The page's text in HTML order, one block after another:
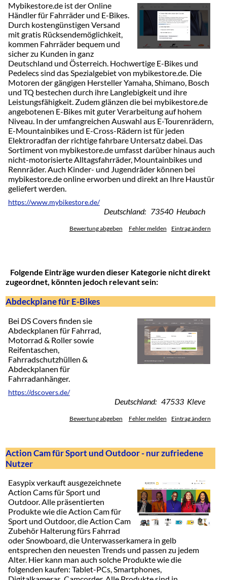
Mybikestore.de ist der Online
Händler für Fahrräder und E-Bikes.
Durch kostengünstigen Versand
mit gratis Rücksendemöglichkeit,
kommen Fahrräder bequem und
sicher zu Kunden in ganz
Deutschland und Österreich. Hochwertige E-Bikes und
Pedelecs sind das Spezialgebiet von mybikestore.de. Die
Motoren der gängigen Hersteller Yamaha, Shimano, Bosch
und TQ bestechen durch ihre Langlebigkeit und ihre
Leistungsfähigkeit. Zudem glänzen die bei mybikestore.de
angebotenen E-Bikes mit guter Verarbeitung auf hohem
Niveau. In der umfangreichen Auswahl aus E-Tourenrädern,
E-Mountainbikes und E-Cross-Rädern ist für jeden
Elektroradfan der richtige fahrbare Untersatz dabei. Das
Sortiment von mybikestore.de umfasst darüber hinaus auch
nicht-motorisierte Alltagsfahrräder, Mountainbikes und
Rennräder. Auch Kinder- und Jugendräder können bei
mybikestore.de online erworben und direkt an Ihre Haustür
geliefert werden.
https://www.mybikestore.de/
Deutschland: 73540 Heubach
Bewertung abgeben Fehler melden Eintrag ändern
Folgende Einträge wurden dieser Kategorie nicht direkt
zugeordnet, könnten jedoch relevant sein:
Abdeckplane für E-Bikes
Bei DS Covers finden sie
Abdeckplanen für Fahrrad,
Motorrad & Roller sowie
Reifentaschen,
Fahrradschutzhüllen &
Abdeckplanen für
Fahrradanhänger.
https://dscovers.de/
Deutschland: 47533 Kleve
Bewertung abgeben Fehler melden Eintrag ändern
Action Cam für Sport und Outdoor - nur zufriedene
Nutzer
Easypix verkauft ausgezeichnete
Action Cams für Sport und
Outdoor. Alle präsentierten
Produkte wie die Action Cam für
Sport und Outdoor, die Action Cam
Zubehör Halterung fürs Fahrrad
oder Snowboard, die Unterwasserkamera in gelb
entsprechen den neuesten Trends und passen zu jedem
Alter. Hier kann man auch solche Produkte wie die
folgenden kaufen: Tablet-PCs, Smartphones,